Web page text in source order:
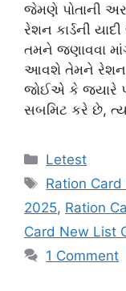
જેમણે પોતાની
રેશન કાર્ડની
તમને જણાવવા
આવશે તેમને રેશન
જોઈએ કે જ્યારે
સબમિટ કરે છે,
Categories
Letest
Tags
Ration
2025, Ration
Card New List
1 Comment